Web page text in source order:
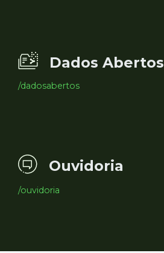
Dados Abertos
/dadosabertos
Ouvidoria
/ouvidoria